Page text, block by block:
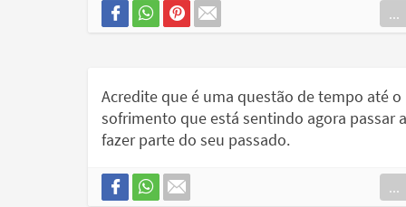
...
Acredite que é uma questão de tempo até o
sofrimento que está sentindo agora passar a
fazer parte do seu passado.
...